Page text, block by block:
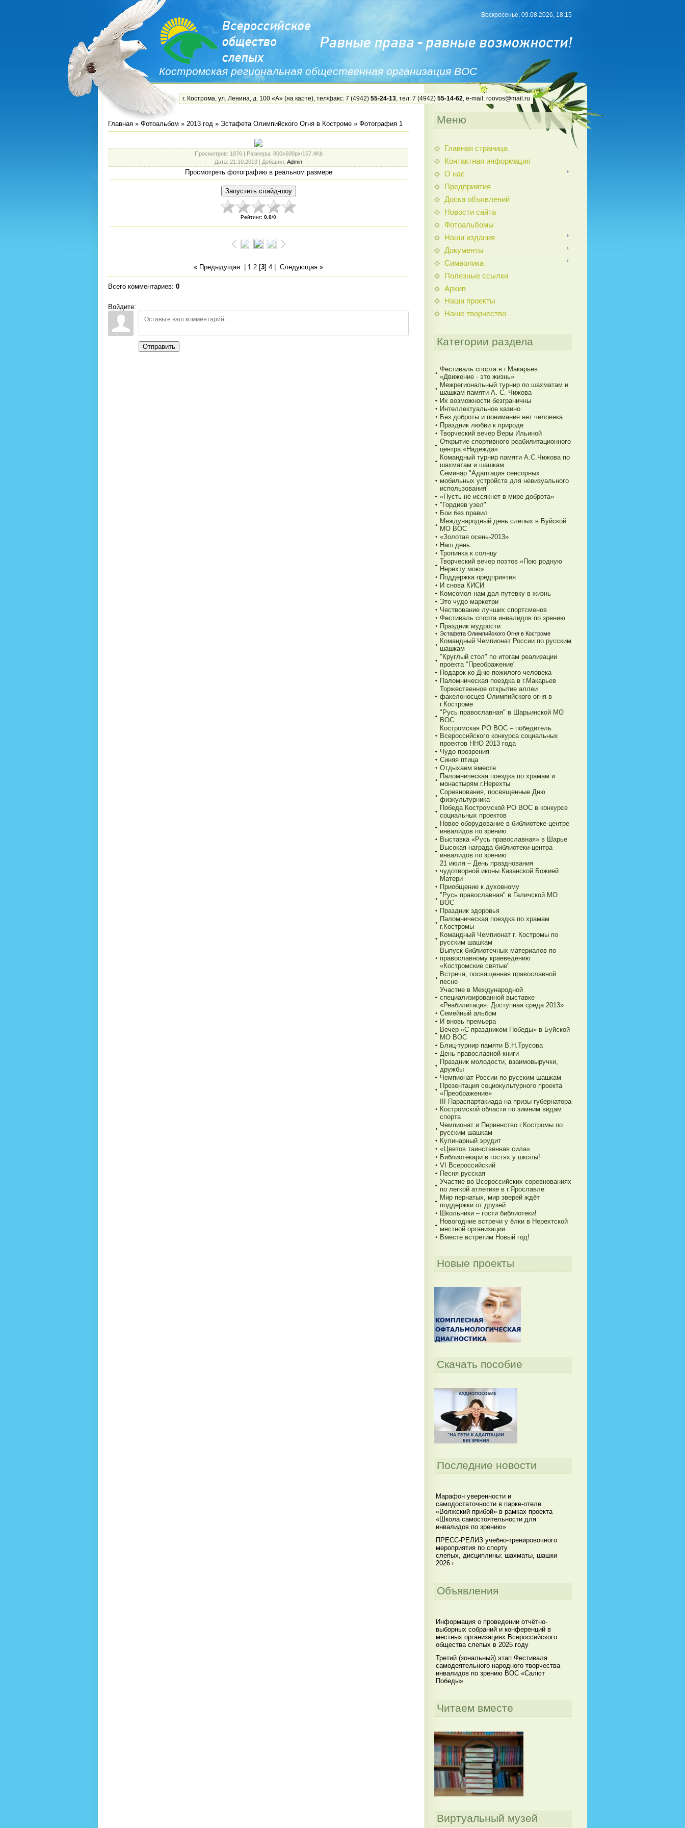
Костромская региональная общественная организация ВОС
Воскресенье, 09.08.2026, 18:15
г. Кострома, ул. Ленина, д. 100 «А» (на карте), тел/факс: 7 (4942) 55-24-13, тел: 7 (4942) 55-14-62, e-mail: roovos@mail.ru
Главная » Фотоальбом » 2013 год » Эстафета Олимпийского Огня в Костроме » Фотография 1
Просмотров: 1876 | Размеры: 800x600px/157.4Kb
Дата: 21.10.2013 | Добавил: Admin
Просмотреть фотографию в реальном размере
Рейтинг: 0.0/0
« Предыдущая 1 2 [3] 4 Следующая »
Всего комментариев: 0
Войдите:
Отправить
Меню
Главная страница
Контактная информация
О нас
Предприятия
Доска объявлений
Новости сайта
Фотоальбомы
Наши издания
Документы
Символика
Полезные ссылки
Архив
Наши проекты
Наше творчество
Категории раздела
Фестиваль спорта в г.Макарьев
«Движение - это жизнь»
Межрегиональный турнир по шахматам и
шашкам памяти А. С. Чижова
Их возможности безграничны
Интеллектуальное казино
Без доброты и понимания нет человека
Праздник любви к природе
Творческий вечер Веры Ильиной
Открытие спортивного реабилитационного
центра «Надежда»
Командный турнир памяти А.С.Чижова по
шахматам и шашкам
Семинар "Адаптация сенсорных
мобильных устройств для невизуального
использования"
«Пусть не иссякнет в мире доброта»
"Гордиев узел"
Бои без правил
Международный день слепых в Буйской
МО ВОС
«Золотая осень-2013»
Наш день
Тропинка к солнцу
Творческий вечер поэтов «Пою родную
Нерехту мою»
Поддержка предприятия
И снова КИСИ
Комсомол нам дал путевку в жизнь
Это чудо маркетри
Чествование лучших спортсменов
Фестиваль спорта инвалидов по зрению
Праздник мудрости
Эстафета Олимпийского Огня в Костроме
Командный Чемпионат России по русским
шашкам
"Круглый стол" по итогам реализации
проекта "Преображение"
Подарок ко Дню пожилого человека
Паломническая поездка в г.Макарьев
Торжественное открытие аллеи
факелоносцев Олимпийского огня в
г.Костроме
"Русь православная" в Шарьинской МО
ВОС
Костромская РО ВОС – победитель
Всероссийского конкурса социальных
проектов ННО 2013 года
Чудо прозрения
Синяя птица
Отдыхаем вместе
Паломническая поездка по храмам и
монастырям г.Нерехты
Соревнования, посвященные Дню
физкультурника
Победа Костромской РО ВОС в конкурсе
социальных проектов
Новое оборудование в библиотеке-центре
инвалидов по зрению
Выставка «Русь православная» в Шарье
Высокая награда библиотеки-центра
инвалидов по зрению
21 июля – День празднования
чудотворной иконы Казанской Божией
Матери
Приобщение к духовному
"Русь православная" в Галичской МО
ВОС
Праздник здоровья
Паломническая поездка по храмам
г.Костромы
Командный Чемпионат г. Костромы по
русским шашкам
Выпуск библиотечных материалов по
православному краеведению
«Костромские святые"
Встреча, посвященная православной
песне
Участие в Международной
специализированной выставке
«Реабилитация. Доступная среда 2013»
Семейный альбом
И вновь премьера
Вечер «С праздником Победы» в Буйской
МО ВОС
Блиц-турнир памяти В.Н.Трусова
День православной книги
Праздник молодости, взаимовыручки,
дружбы
Чемпионат России по русским шашкам
Презентация социокультурного проекта
«Преображение»
III Параспартакиада на призы губернатора
Костромской области по зимним видам
спорта
Чемпионат и Первенство г.Костромы по
русским шашкам
Кулинарный эрудит
«Цветов таинственная сила»
Библиотекари в гостях у школы!
VI Всероссийский
Песня русская
Участие во Всероссийских соревнованиях
по легкой атлетике в г.Ярославле
Мир пернатых, мир зверей ждёт
поддержки от друзей
Школьники – гости библиотеки!
Новогодние встречи у ёлки в Нерехтской
местной организации
Вместе встретим Новый год!
Новые проекты
Скачать пособие
Последние новости
Марафон уверенности и
самодостаточности в парке-отеле
«Волжский прибой» в рамках проекта
«Школа самостоятельности для
инвалидов по зрению»
ПРЕСС-РЕЛИЗ учебно-тренировочного
мероприятия по спорту
слепых, дисциплины: шахматы, шашки
2026 г.
Объявления
Информация о проведении отчётно-
выборных собраний и конференций в
местных организациях Всероссийского
общества слепых в 2025 году
Третий (зональный) этап Фестиваля
самодеятельного народного творчества
инвалидов по зрению ВОС «Салют
Победы»
Читаем вместе
Виртуальный музей